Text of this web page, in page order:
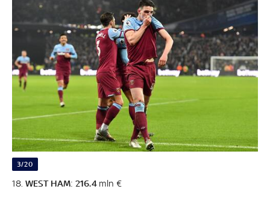
3/20
18. WEST HAM: 216.4mln €